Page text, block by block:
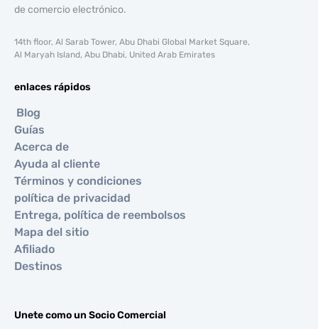
de comercio electrónico.
14th floor, Al Sarab Tower, Abu Dhabi Global Market Square,
Al Maryah Island, Abu Dhabi, United Arab Emirates
enlaces rápidos
Blog
Guías
Acerca de
Ayuda al cliente
Términos y condiciones
política de privacidad
Entrega, política de reembolsos
Mapa del sitio
Afiliado
Destinos
Unete como un Socio Comercial